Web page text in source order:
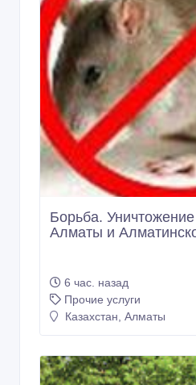
Борьба.
Алматы и
6 час. назад
Прочие услуги
Казахстан, Алматы